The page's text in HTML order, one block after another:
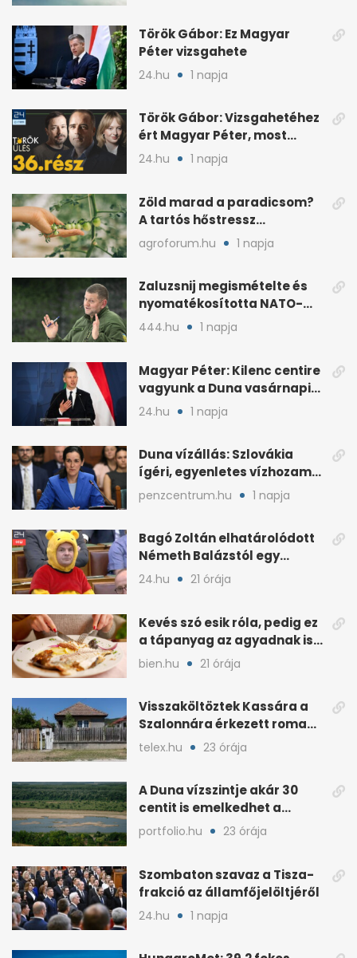
Török Gábor: Ez Magyar
Péter vizsgahete
24.hu 1 napja
Török Gábor: Vizsgahetéhez
ért Magyar Péter, most
minden róla szól
24.hu 1 napja
Zöld marad a paradicsom?
A tartós hőstressz
késleltetheti az érést
agroforum.hu 1 napja
Zaluzsnij megismételte és
nyomatékosította NATO-
kritikáját
444.hu 1 napja
Magyar Péter: Kilenc centire
vagyunk a Duna vasárnapi
mélypontjától
24.hu 1 napja
Duna vízállás: Szlovákia
ígéri, egyenletes vízhozam
jön Magyarországra
penzcentrum.hu 1 napja
Bagó Zoltán elhatárolódott
Németh Balázstól egy
kalocsai poszt miatt
24.hu 21 órája
Kevés szó esik róla, pedig ez
a tápanyag az agyadnak is
kell
bien.hu 21 órája
Visszaköltöztek Kassára a
Szalonnára érkezett roma
családok
telex.hu 23 órája
A Duna vízszintje akár 30
centit is emelkedhet a
nyugati esők után
portfolio.hu 23 órája
Szombaton szavaz a Tisza-
frakció az államfőjelöltjéről
24.hu 1 napja